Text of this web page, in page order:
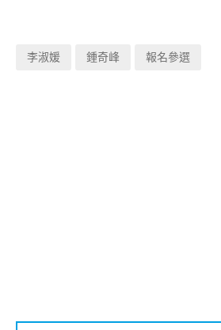
李淑媛 鍾奇峰 報名參選